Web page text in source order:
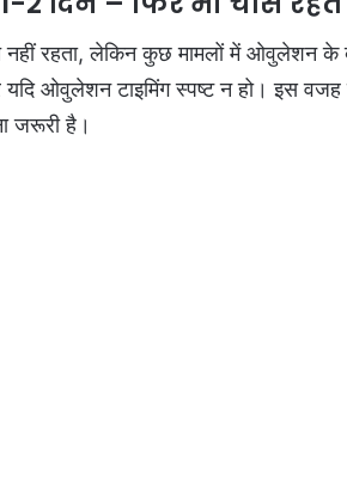
नहीं रहता, लेकिन कुछ मामलों में ओवुलेशन के
ओवुलेशन टाइमिंग स्पष्ट न हो। इस वजह
जरूरी है।